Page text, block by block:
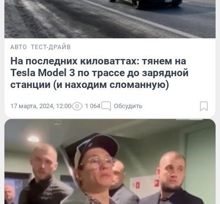
АВТО ТЕСТ-ДРАЙВ
На последних киловаттах: тянем на
Tesla Model 3 по трассе до зарядной
станции (и находим сломанную)
17 марта, 2024, 12:00 1 064 Обсудить